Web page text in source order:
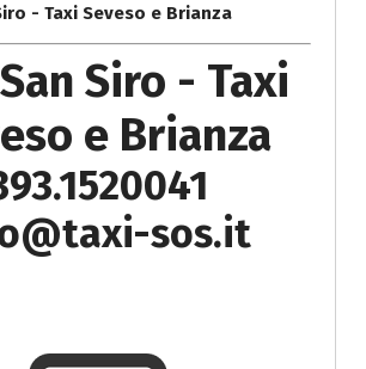
- Taxi Seveso e Brianza
Siro - Taxi
e Brianza
sos.it